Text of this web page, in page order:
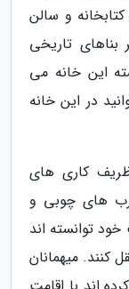
و سالن
بناهای تاریخی
این خانه می
در این خانه
کاری های
های چوبی و
توانسته اند
کنند. میهمانان